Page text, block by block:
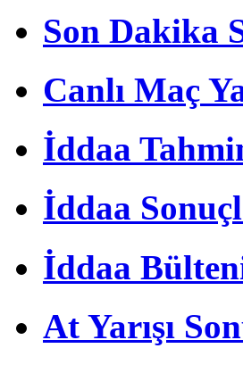
Son Dakika
Canlı Maç
İddaa
İddaa
İddaa
At Yarışı